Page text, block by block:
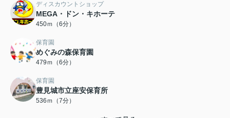
ディスカウントショップ
MEGA・ドン・キホーテ
450ｍ（6分）
保育園
めぐみの森保育園
479ｍ（6分）
保育園
豊見城市立座安保育所
536ｍ（7分）